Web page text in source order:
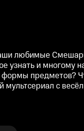
любимые
узнать и многому
предметов?
мультсериал с